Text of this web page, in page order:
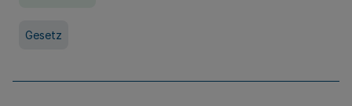
Gesetz